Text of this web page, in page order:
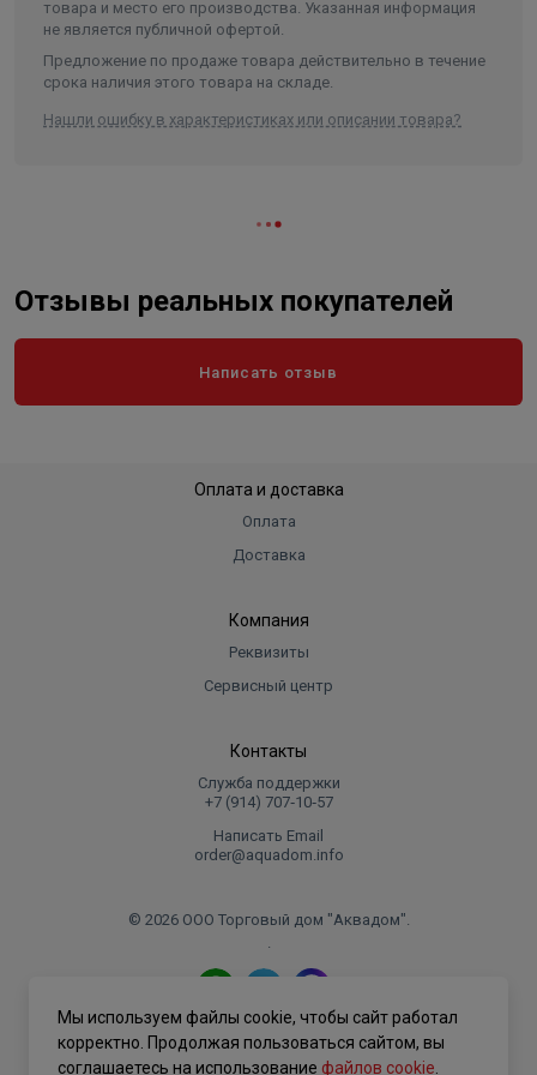
Высота в упаковке, см. 90.000
Вес в упаковке, кг 13.900
товара и место его производства. Указанная информация
не является публичной офертой.
Предложение по продаже товара действительно в течение
срока наличия этого товара на складе.
Нашли ошибку в характеристиках или описании товара?
Отзывы реальных покупателей
Написать отзыв
Оплата и доставка
Оплата
Доставка
Компания
Реквизиты
Сервисный центр
Контакты
Служба поддержки
+7 (914) 707‑10‑57
Написать Email
order@aquadom.info
© 2026 ООО Торговый дом "Аквадом".
.
Политика конфиденциальности
Мы используем файлы cookie, чтобы сайт работал
корректно. Продолжая пользоваться сайтом, вы
соглашаетесь на использование файлов cookie